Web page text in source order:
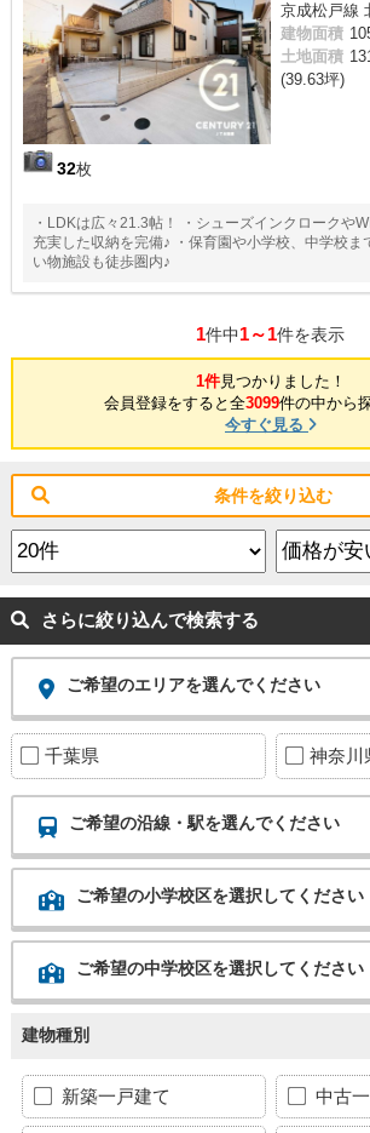
32枚
京成松戸線
建物面積
土地面積
(39.63坪)
・LDKは広々21.3帖！ ・シューズインクロークや
充実した収納を完備♪ ・保育園や小学校、中学校ま
い物施設も徒歩圏内♪
1件中1～1件を表示
1件見つかりました！
会員登録をすると全3099件の中から
今すぐ見る
条件を絞り込む
さらに絞り込んで検索する
ご希望のエリアを選んでください
千葉県 神奈川
ご希望の沿線・駅を選んでください
ご希望の小学校区を選択してください
ご希望の中学校区を選択してください
建物種別
新築一戸建て 中古